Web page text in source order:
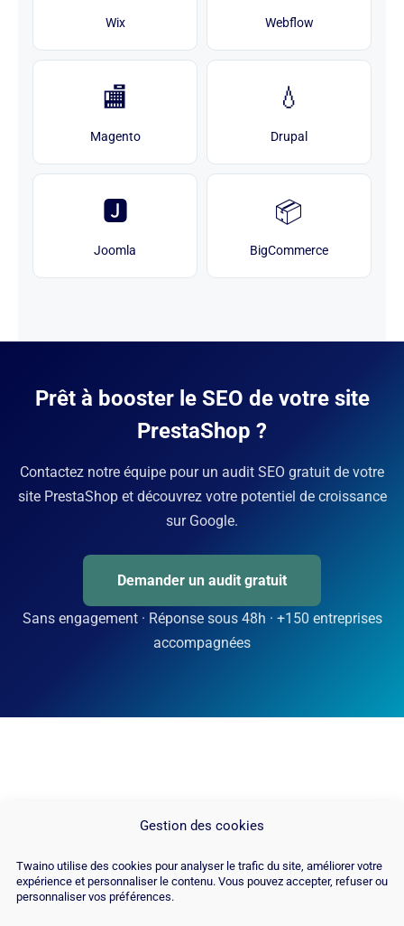
Gestion des cookies
Twaino utilise des cookies pour analyser le trafic du site, améliorer votre
expérience et personnaliser le contenu. Vous pouvez accepter, refuser ou
personnaliser vos préférences.
Wix Webflow
🏬
Magento
💧
Drupal
🅹
Joomla
📦
BigCommerce
Prêt à booster le SEO de votre site
PrestaShop ?
Contactez notre équipe pour un audit SEO gratuit de votre
site PrestaShop et découvrez votre potentiel de croissance
sur Google.
Demander un audit gratuit
Sans engagement · Réponse sous 48h · +150 entreprises
accompagnées